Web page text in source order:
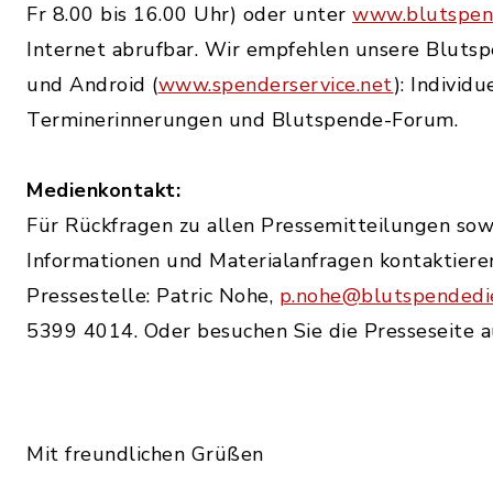
Fr 8.00 bis 16.00 Uhr) oder unter
Internet abrufbar. Wir empfehlen unsere
und Android (www.spenderservice.net):
Terminerinnerungen und Blutspende-Forum.
Medienkontakt:
Für Rückfragen zu allen Pressemitteilungen
Informationen und Materialanfragen
Pressestelle: Patric Nohe,
5399 4014. Oder besuchen Sie die Presseseite
Mit freundlichen Grüßen